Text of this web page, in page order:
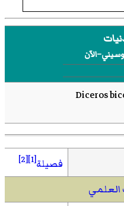
فصيلة[1]
[2]
العلمي